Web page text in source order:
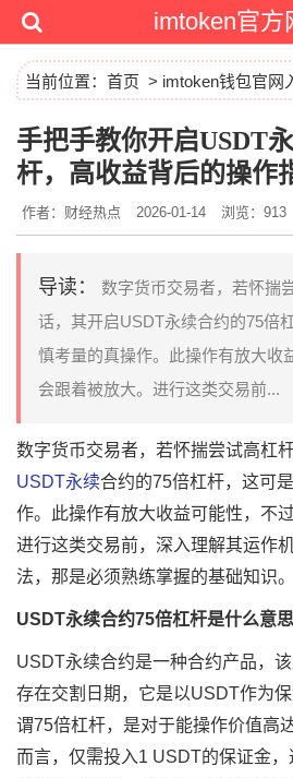
imtoken官方
当前位置： 首页 > imtoken钱包官网
手把手教你开启USDT
杆，高收益背后的操作
作者：财经热点 2026-01-14 浏览：913
导读：
数字货币交易者，若怀揣
话，其开启USDT永续合约的75倍
慎考量的真操作。此操作有放大收
会跟着被放大。进行这类交易前...
数字货币交易者，若怀揣尝试高杠
USDT永续合约的75倍杠杆，这可
作。此操作有放大收益可能性，不
进行这类交易前，深入理解其运作
法，那是必须熟练掌握的基础知识。
USDT永续合约75倍杠杆是什么意思
USDT永续合约是一种合约产品，
存在交割日期，它是以USDT作为
谓75倍杠杆，是对于能操作价值高
而言，仅需投入1 USDT的保证金